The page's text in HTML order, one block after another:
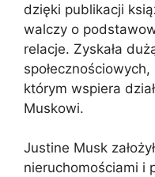
dzięki publikacji
walczy o
relacje. Zyskała
którym wspiera
Muskowi.
Justine Musk
nieruchomościami i